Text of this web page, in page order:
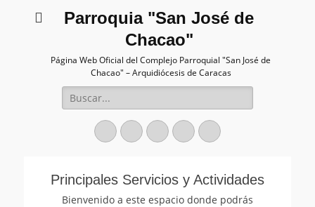
Parroquia "San José de
Chacao"
Página Web Oficial del Complejo Parroquial "San José de
Chacao" – Arquidiócesis de Caracas
Buscar:
FacebookTwitterCorreoInstagram
Teléfono
Principales Servicios y Actividades
Bienvenido a este espacio donde podrás